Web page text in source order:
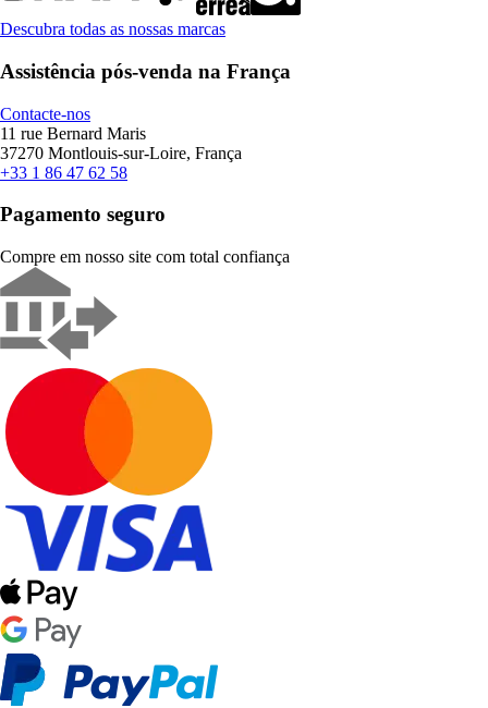
Descubra todas as nossas marcas
Assistência pós-venda na França
Contacte-nos
11 rue Bernard Maris
37270 Montlouis-sur-Loire, França
+33 1 86 47 62 58
Pagamento seguro
Compre em nosso site com total confiança